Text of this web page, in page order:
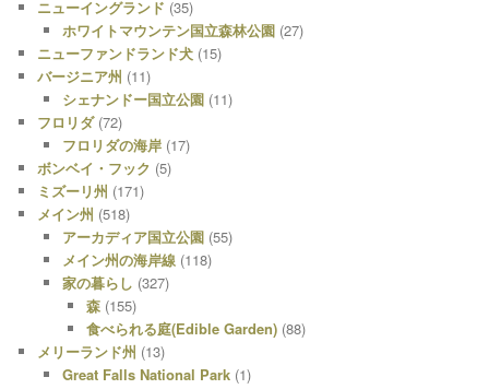
ニューイングランド (35)
ホワイトマウンテン国立森林公園(27)
ニューファンドランド犬 (15)
バージニア州 (11)
シェナンドー国立公園(11)
フロリダ(72)
フロリダの海岸(17)
ボンベイ・フック (5)
ミズーリ州 (171)
メイン州 (518)
アーカディア国立公園(55)
メイン州の海岸線(118)
家の暮らし (327)
森 (155)
食べられる庭(Edible Garden) (88)
メリーランド州 (13)
Great Falls National Park(1)